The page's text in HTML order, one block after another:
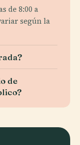
de 8:00 a
según la
de